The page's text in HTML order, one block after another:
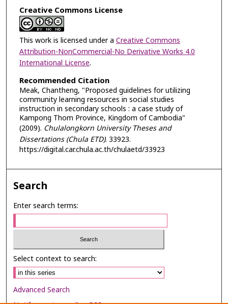
Creative Commons License
This work is licensed under a Creative Commons
Attribution-NonCommercial-No Derivative Works 4.0
International License.
Recommended Citation
Meak, Chantheng, "Proposed guidelines for utilizing
community learning resources in social studies
instruction in secondary schools : a case study of
Kampong Thom Province, Kingdom of Cambodia"
(2009). Chulalongkorn University Theses and
Dissertations (Chula ETD). 33923.
https://digital.car.chula.ac.th/chulaetd/33923
Search
Enter search terms:
Select context to search:
Advanced Search